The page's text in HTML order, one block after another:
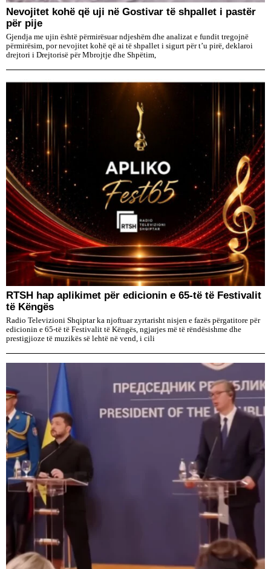
Nevojitet kohë që uji në Gostivar të shpallet i pastër
për pije
Gjendja me ujin është përmirësuar ndjeshëm dhe analizat e fundit tregojnë
përmirësim, por nevojitet kohë që ai të shpallet i sigurt për t’u pirë, deklaroi
drejtori i Drejtorisë për Mbrojtje dhe Shpëtim,
RTSH hap aplikimet për edicionin e 65-të të Festivalit
të Këngës
Radio Televizioni Shqiptar ka njoftuar zyrtarisht nisjen e fazës përgatitore për
edicionin e 65-të të Festivalit të Këngës, ngjarjes më të rëndësishme dhe
prestigjioze të muzikës së lehtë në vend, i cili